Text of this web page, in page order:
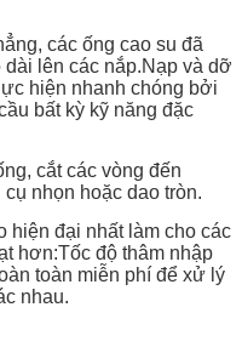
các ống cao su đã
lên các nắp.Nạp và dỡ
hiện nhanh chóng bởi
bất kỳ kỹ năng đặc
cắt các vòng đến
nhọn hoặc dao tròn.
hiện đại nhất làm cho các
hơn:Tốc độ thâm nhập
toàn miễn phí để xử lý
nhau.